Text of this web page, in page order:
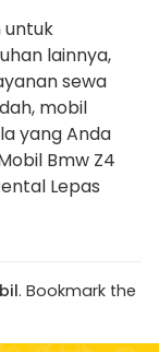
untuk
lainnya,
sewa
mobil
yang Anda
Bmw Z4
Lepas
. Bookmark the